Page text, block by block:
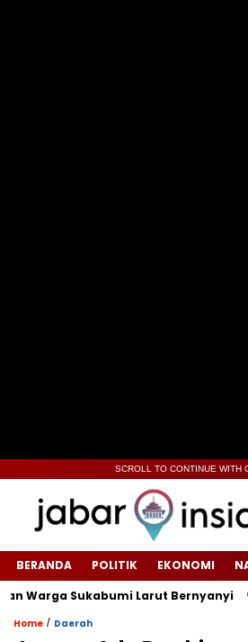
SCROLL TO CONTINUE WITH
BERANDA POLITIK EKONOMI
Sukabumi Larut Bernyanyi
Home / Daerah